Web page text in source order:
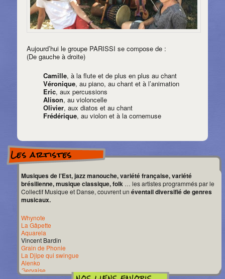
Aujourd’hui le groupe PARISSI se compose de :
(De gauche à droite)
Camille, à la flute et de plus en plus au chant
Véronique, au piano, au chant et à l’animation
Eric, aux percussions
Alison, au violoncelle
Olivier, aux diatos et au chant
Frédérique, au violon et à la cornemuse
Les artistes
Musiques de l’Est, jazz manouche, variété française, variété
brésilienne, musique classique, folk … les artistes programmés par le
Collectif Musique et Danse, couvrent unéventail diversifié de genres
musicaux.
Whynote
La Gâpette
Aquarela
Vincent Bardin
Grain de Phonie
La Djipe qui swingue
Alenko
Gervaise